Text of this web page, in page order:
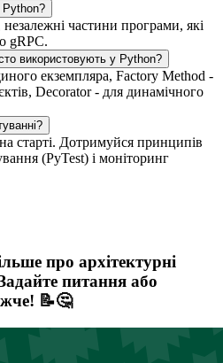
Python?
частини програми, які
gRPC.
використовують у Python?
екземпляра, Factory Method -
Decorator - для динамічного
старті. Дотримуйся принципів
(PyTest) і моніторинг
про архітектурні
питання або
📝🤔